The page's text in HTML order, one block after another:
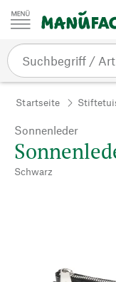
Zum Inhalt springen
Startseite
Sonnenleder
Schwarz